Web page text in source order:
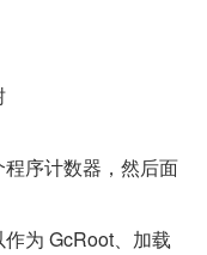
序计数器，然后面
为 GcRoot、加载